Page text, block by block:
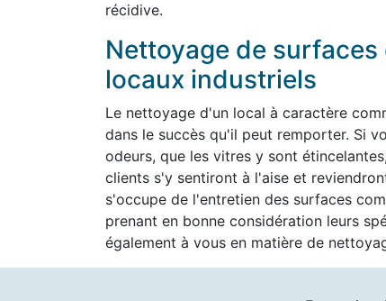
récidive.
Nettoyage de
locaux industriels
Le nettoyage d'un local à caractère
dans le succès qu'il peut remporter. Si
odeurs, que les vitres y sont
clients s'y sentiront à l'aise et
s'occupe de l'entretien des surfaces
prenant en bonne considération leurs
également à vous en matière de